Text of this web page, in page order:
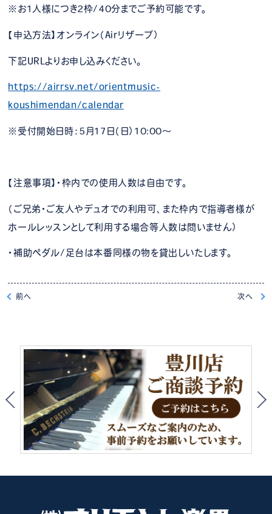
※お1人様につき2枠/40分までご予約可能です。
【申込方法】オンライン（Airリザーブ）
下記URLよりお申し込みください。
https://airrsv.net/orientmusic-
koushimendan/calendar
※受付開始日時：5月17日（日）10:00～
【注意事項】・枠内での使用人数は自由です。
（ご兄弟・ご友人やデュオでの利用可、また枠内で指導者様が
ホールレッスンとして利用する場合等人数は問いません）
・補助ペダル/足台は本番同様の物を貸出しいたします。
前へ 次へ